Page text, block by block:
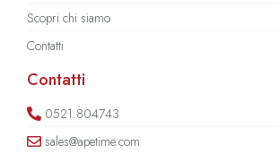
Scopri chi siamo
Contatti
Contatti
0521.804743
sales@apetime.com